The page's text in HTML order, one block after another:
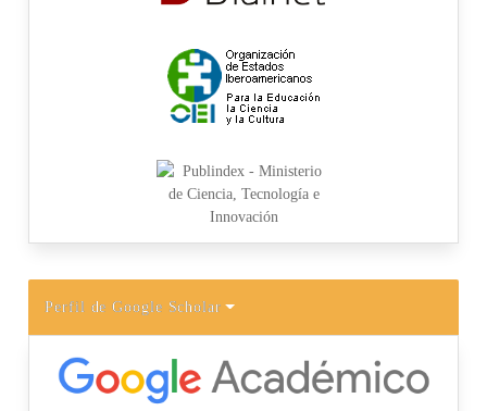
Perfil de Google Scholar